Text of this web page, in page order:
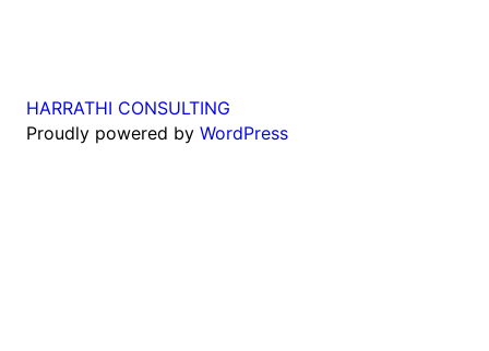
HARRATHI CONSULTING
Proudly powered by WordPress